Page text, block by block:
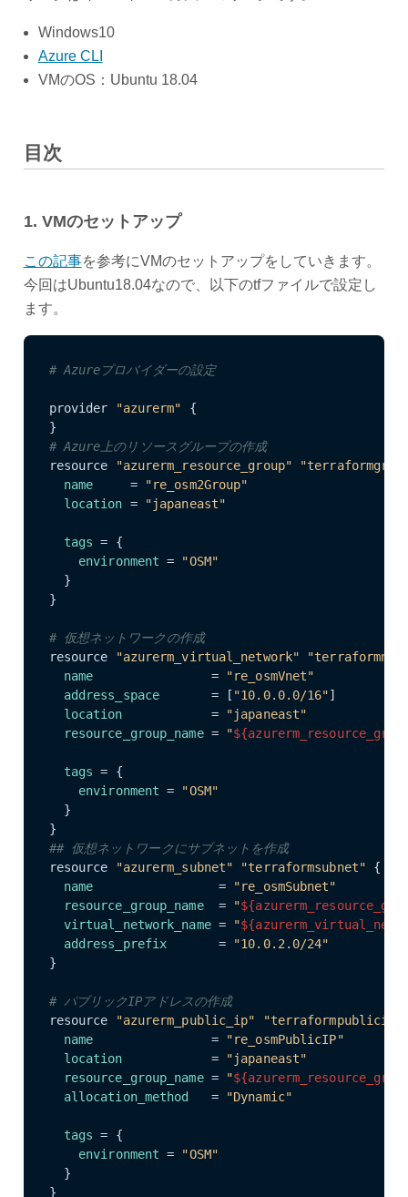
Windows10
Azure CLI
VMのOS：Ubuntu 18.04
目次
1. VMのセットアップ
この記事を参考にVMのセットアップをしていきます。
今回はUbuntu18.04なので、以下のtfファイルで設定し
ます。
# Azureプロバイダーの設定
provider "azurerm" {
# Azure上のリソースグループの作成
resource
"azurerm_resource_group"
name
     =
"re_osm2Group"
location = "japaneast"
tags = {
environment = "OSM"
  }
}
# 仮想ネットワークの作成
resource
"azurerm_virtual_network"
name
                =
"re_osmVnet"
address_space
       = [
"10.0.0.0/16"]
location
            =
"japaneast"
resource_group_name = "
tags = {
environment = "OSM"
  }
## 仮想ネットワークにサブネットを作成
resource
"azurerm_subnet" "terraformsubnet" {
name
                 =
"re_osmSubnet"
resource_group_name
  =
"
virtual_network_name = "
address_prefix
       =
"10.0.2.0/24"
}
# パブリックIPアドレスの作成
resource
"azurerm_public_ip" "terraformpublicip"
name
                =
"re_osmPublicIP"
location
            =
"japaneast"
resource_group_name = "
allocation_method
   =
"Dynamic"
tags = {
environment = "OSM"
  }
}